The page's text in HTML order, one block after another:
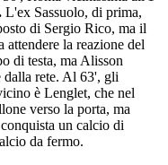
L'ex Sassuolo, di prima,
di Sergio Rico, ma il
la reazione del
di testa, ma Alisson
rete. Al 63', gli
è Lenglet, che nel
verso la porta, ma
un calcio di
da fermo.